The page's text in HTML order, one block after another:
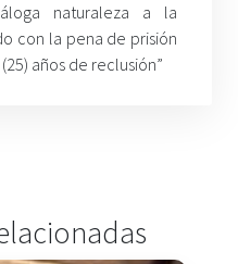
naturaleza a la
con la pena de prisión
años de reclusión”